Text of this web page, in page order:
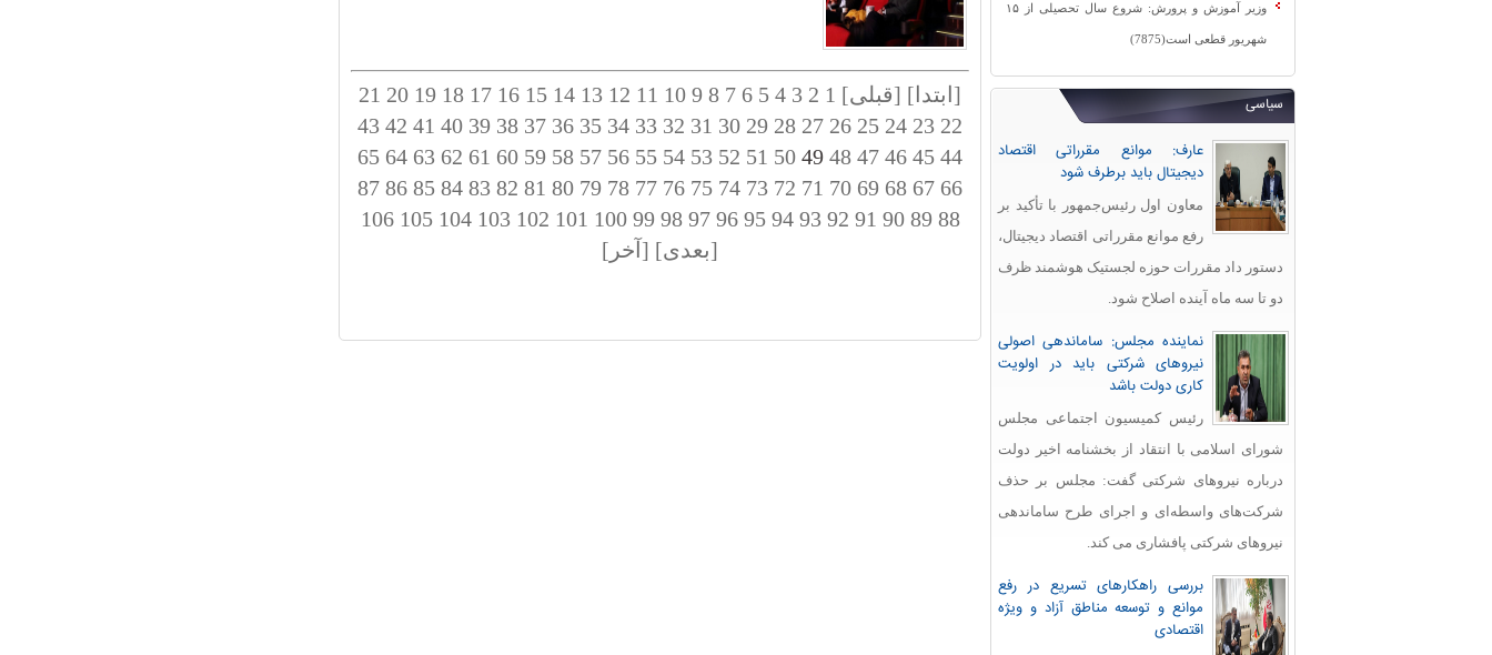
وزیر آموزش و پرورش: شروع سال تحصیلی از ۱۵
شهریور قطعی است(7875)
سیاسی
عارف: موانع مقرراتی اقتصاد
دیجیتال باید برطرف شود
معاون اول رئیس‌جمهور با تأکید بر
رفع موانع مقرراتی اقتصاد دیجیتال،
دستور داد مقررات حوزه لجستیک هوشمند ظرف
دو تا سه ماه آینده اصلاح شود.
نماینده مجلس: ساماندهی اصولی
نیروهای شرکتی باید در اولویت
کاری دولت باشد
رئیس کمیسیون اجتماعی مجلس
شورای اسلامی با انتقاد از بخشنامه اخیر دولت
درباره نیروهای شرکتی گفت: مجلس بر حذف
شرکت‌های واسطه‌ای و اجرای طرح ساماندهی
نیروهای شرکتی پافشاری می کند.
بررسی راهکارهای تسریع در رفع
موانع و توسعه مناطق آزاد و ویژه
اقتصادی
[ابتدا] [قبلی] 1
2
3
4
5
6
7
8
9
10
11
12
13
14
15
16
17
18
19
20
21
22
23
24
25
26
27
28
29
30
31
32
33
34
35
36
37
38
39
40
41
42
43
44
45
46
47
48
50
51
52
53
54
55
56
57
58
59
60
61
62
63
64
65
66
67
68
69
70
71
72
73
74
75
76
77
78
79
80
81
82
83
84
85
86
87
88
89
90
91
92
93
94
95
96
97
98
99
100
101
102
103
104
105
106
[بعدی] [آخر]